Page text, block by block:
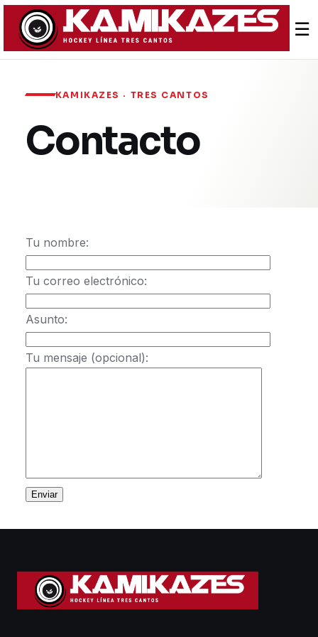
☰
KAMIKAZES · TRES CANTOS
Contacto
Tu nombre:
Tu correo electrónico:
Asunto:
Tu mensaje (opcional):